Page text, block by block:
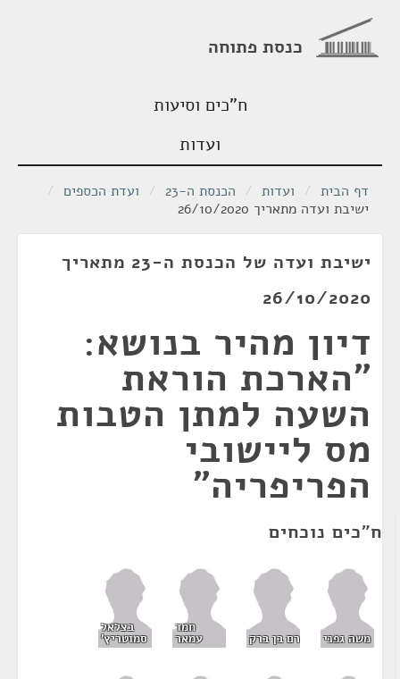
כנסת פתוחה
ח"כים וסיעות
ועדות
דף הבית / ועדות / הכנסת ה-23 / ועדת הכספים /
ישיבת ועדה מתאריך 26/10/2020
ישיבת ועדה של הכנסת ה-23 מתאריך
26/10/2020
דיון מהיר בנושא:
"הארכת הוראת
השעה למתן הטבות
מס ליישובי
הפריפריה"
ח"כים נוכחים
משה גפני רם בן ברק
חמד
עמאר
בצלאל
סמוטריץ'